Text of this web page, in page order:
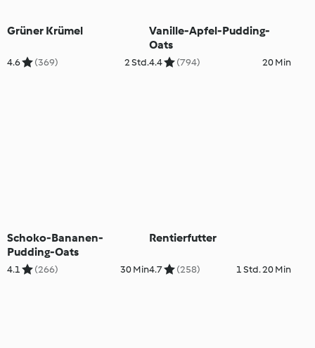
Grüner Krümel
4.6 (369) 2 Std.
Vanille-Apfel-Pudding-
Oats
4.4 (794) 20 Min
Schoko-Bananen-
Pudding-Oats
4.1 (266) 30 Min
Rentierfutter
4.7 (258) 1 Std. 20 Min